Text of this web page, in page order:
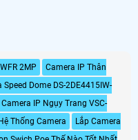
2MP
Camera IP Thân
Speed Dome DS-2DE4415IW-
Camera IP Ngụy Trang VSC-
Thống Camera
Lắp Camera